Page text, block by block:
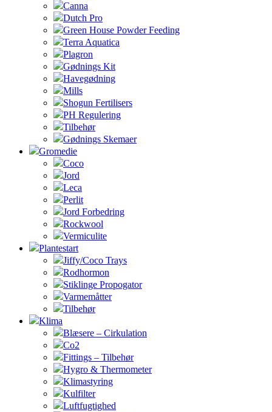
Canna
Dutch Pro
Green House Powder Feeding
Terra Aquatica
Plagron
Gødnings Kit
Havegødning
Mills
Shogun Fertilisers
PH Regulering
Tilbehør
Gødnings Skemaer
Gromedie
Coco
Jord
Leca
Perlit
Jord Forbedring
Rockwool
Vermiculite
Plantestart
Jiffy/Coco Trays
Rodhormon
Stiklinge Propogator
Varmemåtter
Tilbehør
Klima
Blæsere – Cirkulation
Co2
Fittings – Tilbehør
Hygro & Thermometer
Klimastyring
Kulfilter
Luftfugtighed